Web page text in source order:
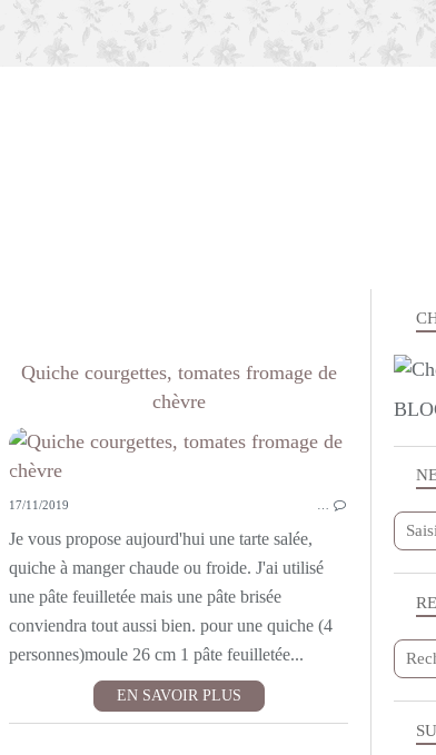
VITE FAIT
CUISINE AVEC DES RESTES
Quiche courgettes, tomates fromage de
chèvre
17/11/2019
Je vous propose aujourd'hui une tarte salée,
quiche à manger chaude ou froide. J'ai utilisé
une pâte feuilletée mais une pâte brisée
conviendra tout aussi bien. pour une quiche (4
personnes)moule 26 cm 1 pâte feuilletée...
EN SAVOIR PLUS